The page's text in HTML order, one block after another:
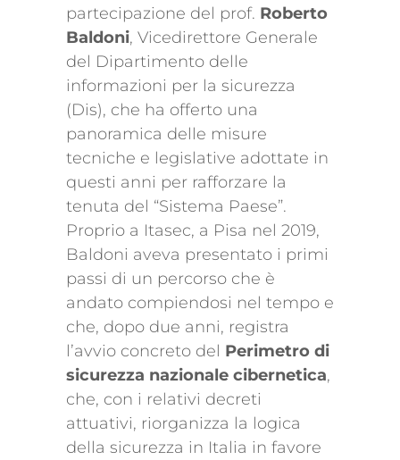
partecipazione del prof. Roberto
Baldoni, Vicedirettore Generale
del Dipartimento delle
informazioni per la sicurezza
(Dis), che ha offerto una
panoramica delle misure
tecniche e legislative adottate in
questi anni per rafforzare la
tenuta del “Sistema Paese”.
Proprio a Itasec, a Pisa nel 2019,
Baldoni aveva presentato i primi
passi di un percorso che è
andato compiendosi nel tempo e
che, dopo due anni, registra
l’avvio concreto del Perimetro di
sicurezza nazionale cibernetica,
che, con i relativi decreti
attuativi, riorganizza la logica
della sicurezza in Italia in favore